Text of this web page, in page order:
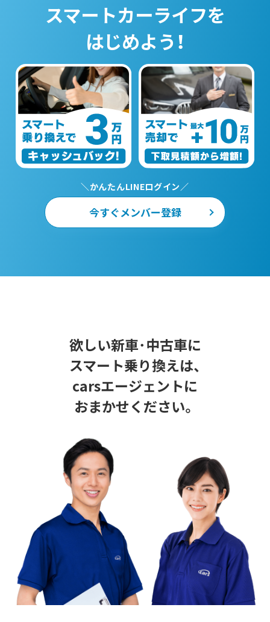
スマートカーライフを
はじめよう！
＼かんたんLINEログイン／
今すぐメンバー登録
欲しい新車･中古車に
スマート乗り換えは、
carsエージェントに
おまかせください。